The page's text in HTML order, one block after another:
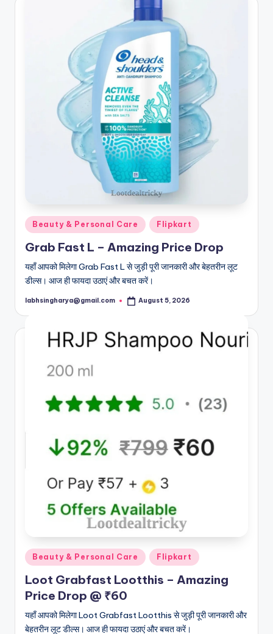
Posted
in
Beauty & Personal Care Flipkart
Grab Fast L – Amazing Price Drop
यहाँ आपको मिलेगा Grab Fast L से जुड़ी पूरी जानकारी और बेहतरीन लूट
डील्स। आज ही फायदा उठाएं और बचत करें।
Posted
labhsingharya@gmail.com August 5, 2026
Posted
in
Beauty & Personal Care Flipkart
Loot Grabfast Lootthis – Amazing
Price Drop @ ₹60
यहाँ आपको मिलेगा Loot Grabfast Lootthis से जुड़ी पूरी जानकारी और
बेहतरीन लूट डील्स। आज ही फायदा उठाएं और बचत करें।